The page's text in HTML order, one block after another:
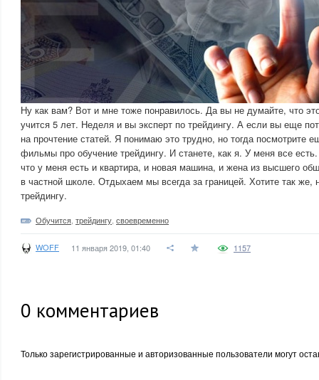
Ну как вам? Вот и мне тоже понравилось. Да вы не думайте, что
учится 5 лет. Неделя и вы эксперт по трейдингу. А если вы еще
на прочтение статей. Я понимаю это трудно, но тогда посмотрите
фильмы про обучение трейдингу. И станете, как я. У меня все
что у меня есть и квартира, и новая машина, и жена из высшего
в частной школе. Отдыхаем мы всегда за границей. Хотите так же,
трейдингу.
Обучится трейдингу своевременно
WOFF 11 января 2019, 01:40 1157
0 комментариев
Только зарегистрированные и авторизованные пользователи могут